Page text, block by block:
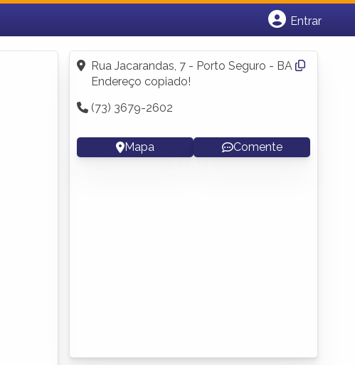
Entrar
Fazer login
Criar conta
Rua Jacarandas, 7 - Porto Seguro - BA
Endereço copiado!
(73) 3679-2602
Mapa Comente